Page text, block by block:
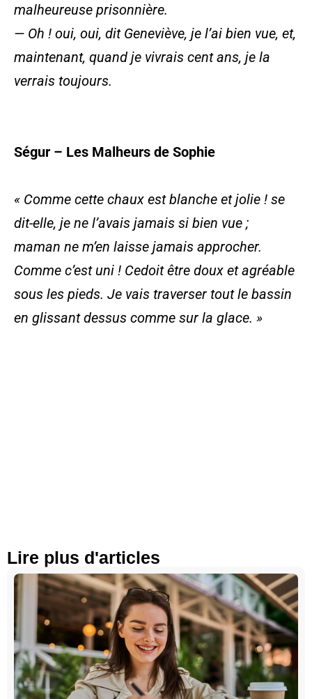
malheureuse prisonnière.
— Oh ! oui, oui, dit Geneviève, je l’ai bien vue, et,
maintenant, quand je vivrais cent ans, je la
verrais toujours.
Ségur – Les Malheurs de Sophie
« Comme cette chaux est blanche et jolie ! se
dit-elle, je ne l’avais jamais si bien vue ;
maman ne m’en laisse jamais approcher.
Comme c’est uni ! Cedoit être doux et agréable
sous les pieds. Je vais traverser tout le bassin
en glissant dessus comme sur la glace. »
Lire plus d'articles